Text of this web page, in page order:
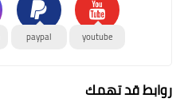
youtube
paypal
روابط قد تهمك